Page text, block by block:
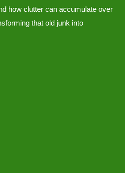
how clutter can accumulate over
that old junk into